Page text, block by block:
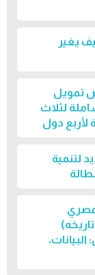
يغير
تمويل
لثلاث
دول
لتنمية